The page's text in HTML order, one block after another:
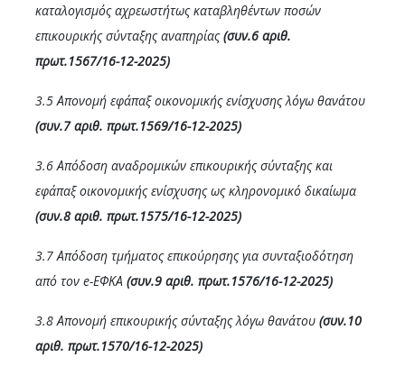
καταλογισμός αχρεωστήτως καταβληθέντων ποσών
επικουρικής σύνταξης αναπηρίας(συν.6 αριθ.
πρωτ.1567/16-12-2025)
3.5 Απονομή εφάπαξ οικονομικής ενίσχυσης λόγω θανάτου
(συν.7 αριθ. πρωτ.1569/16-12-2025)
3.6 Απόδοση αναδρομικών επικουρικής σύνταξης και
εφάπαξ οικονομικής ενίσχυσης ως κληρονομικό δικαίωμα
(συν.8 αριθ. πρωτ.1575/16-12-2025)
3.7 Απόδοση τμήματος επικούρησης για συνταξιοδότηση
από τον e-ΕΦΚΑ (συν.9 αριθ. πρωτ.1576/16-12-2025)
3.8 Απονομή επικουρικής σύνταξης λόγω θανάτου (συν.10
αριθ. πρωτ.1570/16-12-2025)